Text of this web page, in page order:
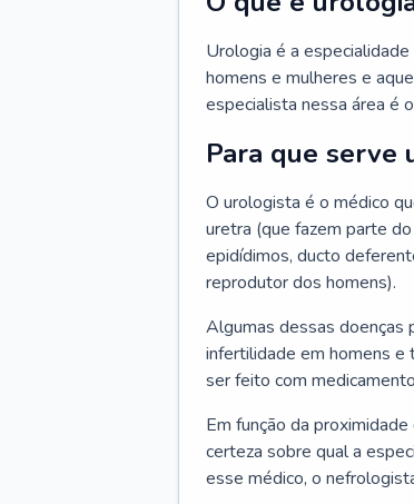
Urologia é a
homens e mulheres e
especialista nessa área é
Para que serve
O urologista é o médico
uretra (que fazem parte
epidídimos, ducto
reprodutor dos homens).
Algumas dessas doenças
infertilidade em homens
ser feito com
Em função da
certeza sobre qual a
esse médico, o